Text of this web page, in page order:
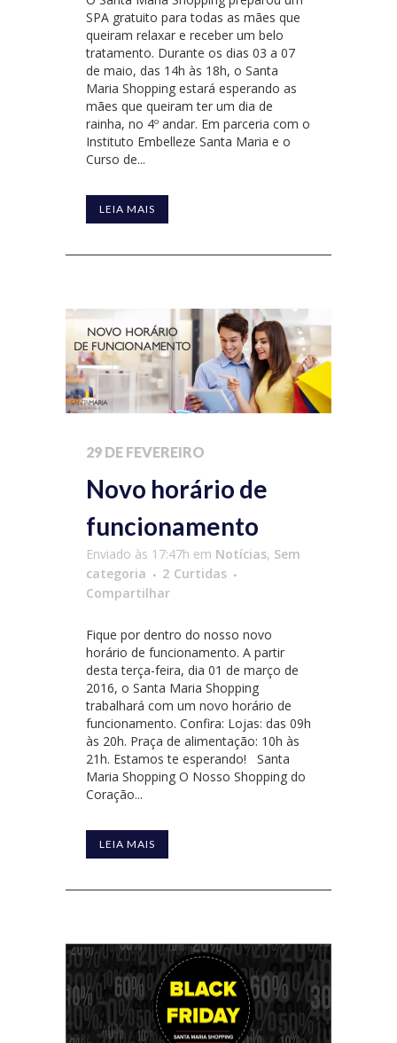
SPA gratuito para todas as mães que
queiram relaxar e receber um belo
tratamento. Durante os dias 03 a 07
de maio, das 14h às 18h, o Santa
Maria Shopping estará esperando as
mães que queiram ter um dia de
rainha, no 4º andar. Em parceria com o
Instituto Embelleze Santa Maria e o
Curso de...
LEIA MAIS
29 DE FEVEREIRO
Novo horário de
funcionamento
Enviado às 17:47h em Notícias, Sem
categoria
2 Curtidas
Compartilhar
Fique por dentro do nosso novo
horário de funcionamento. A partir
desta terça-feira, dia 01 de março de
2016, o Santa Maria Shopping
trabalhará com um novo horário de
funcionamento. Confira: Lojas: das 09h
às 20h. Praça de alimentação: 10h às
21h. Estamos te esperando! Santa
Maria Shopping O Nosso Shopping do
Coração...
LEIA MAIS